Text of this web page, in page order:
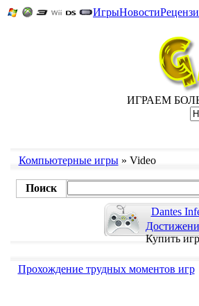
ИгрыНовости
ИГРАЕМ
Компьютерные игры» Video
Поиск
Dantes
Купить
Прохождение трудных моментов игр